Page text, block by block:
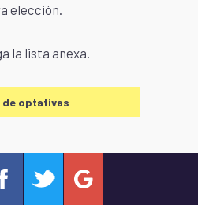
elección.
la lista anexa.
de optativas